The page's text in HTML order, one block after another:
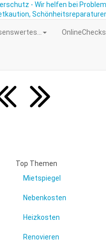
OnlineChecks
Top Themen
Mietspiegel
Nebenkosten
Heizkosten
Renovieren